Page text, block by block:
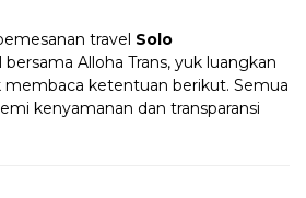
travel Solo
bersama Alloha Trans, yuk luangkan
ketentuan berikut. Semua
kenyamanan dan transparansi